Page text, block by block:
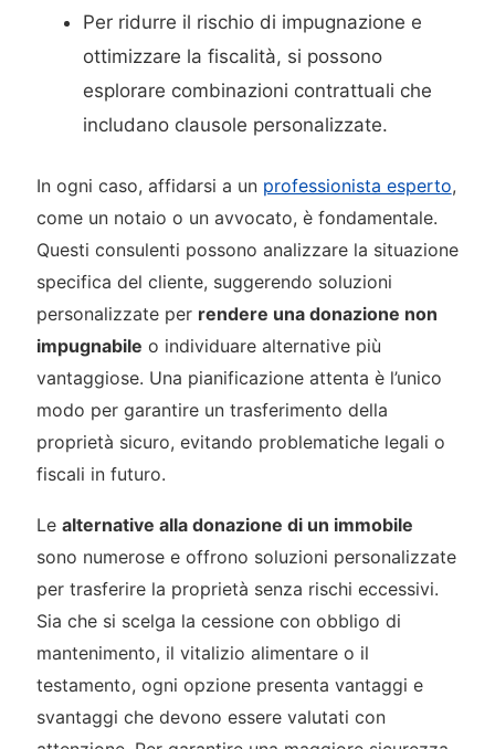
Per ridurre il rischio di impugnazione e
ottimizzare la fiscalità, si possono
esplorare combinazioni contrattuali che
includano clausole personalizzate.
In ogni caso, affidarsi a un professionista esperto,
come un notaio o un avvocato, è fondamentale.
Questi consulenti possono analizzare la situazione
specifica del cliente, suggerendo soluzioni
personalizzate per rendere una donazione non
impugnabile o individuare alternative più
vantaggiose. Una pianificazione attenta è l’unico
modo per garantire un trasferimento della
proprietà sicuro, evitando problematiche legali o
fiscali in futuro.
Le alternative alla donazione di un immobile
sono numerose e offrono soluzioni personalizzate
per trasferire la proprietà senza rischi eccessivi.
Sia che si scelga la cessione con obbligo di
mantenimento, il vitalizio alimentare o il
testamento, ogni opzione presenta vantaggi e
svantaggi che devono essere valutati con